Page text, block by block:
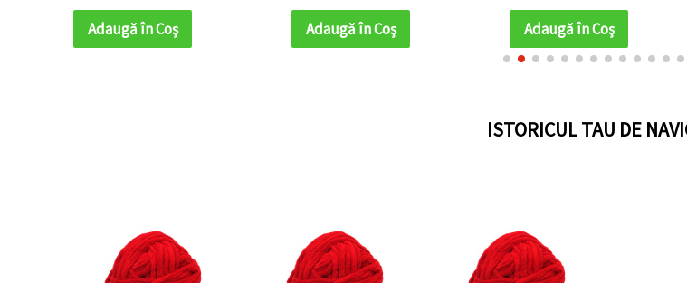
handmade/croșetat
Adaugă în Coş
decorațiuni de casă
Adaugă în Coş Adaugă în Coş
ISTORICUL TAU DE